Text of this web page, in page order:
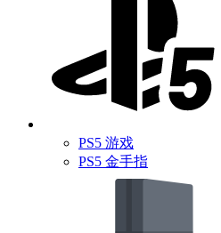
PS5 游戏
PS5 金手指